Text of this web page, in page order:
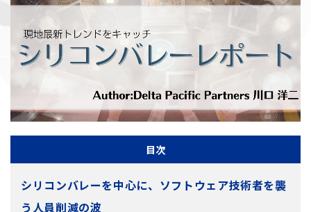
目次
シリコンバレーを中心に、ソフトウェア技術者を襲
う人員削減の波